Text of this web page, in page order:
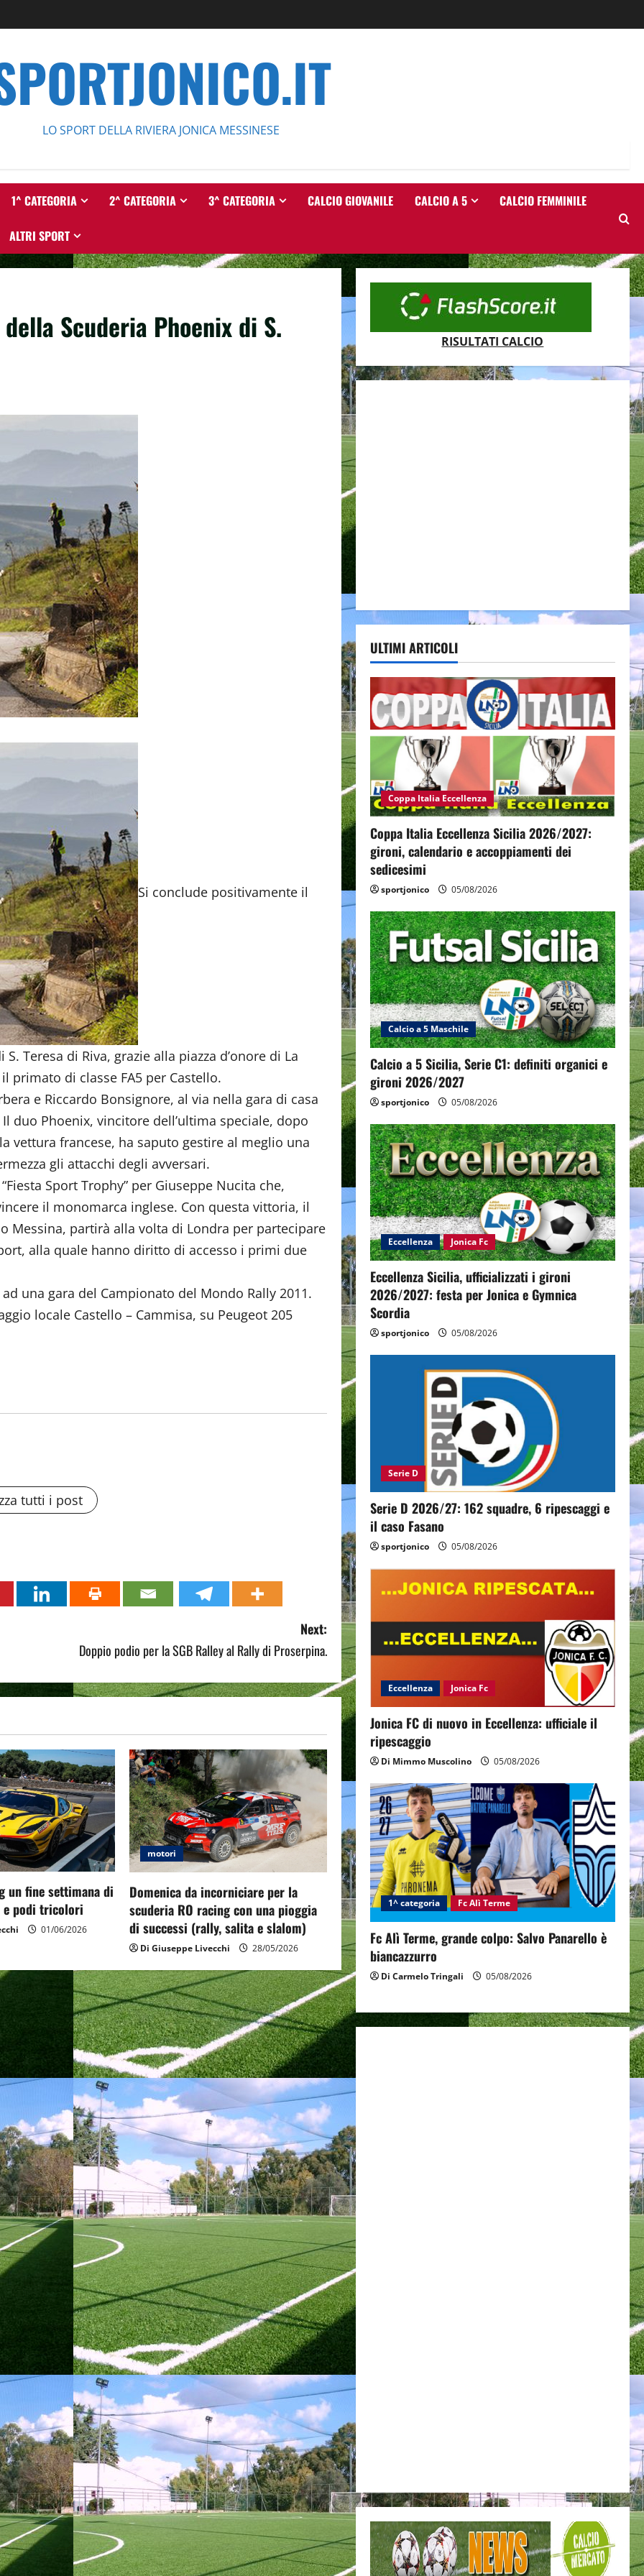
LO SPORT DELLA RIVIERA JONICA MESSINESE
1^ CATEGORIA 2^ CATEGORIA 3^ CATEGORIA CALCIO GIOVANILE CALCIO A 5 CALCIO FEMMINILE
ALTRI SPORT
Scuderia Phoenix di S.
Si conclude positivamente il
Teresa di Riva, grazie alla piazza d’onore di La
primato di classe FA5 per Castello.
e Riccardo Bonsignore, al via nella gara di casa
duo Phoenix, vincitore dell’ultima speciale, dopo
vettura francese, ha saputo gestire al meglio una
gli attacchi degli avversari.
Sport Trophy” per Giuseppe Nucita che,
il monomarca inglese. Con questa vittoria, il
Messina, partirà alla volta di Londra per partecipare
alla quale hanno diritto di accesso i primi due
una gara del Campionato del Mondo Rally 2011.
locale Castello – Cammisa, su Peugeot 205
tutti i post
Next:
Doppio podio per la SGB Ralley al Rally di Proserpina.
un fine settimana di
e podi tricolori
01/06/2026
motori
Domenica da incorniciare per la
scuderia RO racing con una pioggia
di successi (rally, salita e slalom)
Di Giuseppe Livecchi 28/05/2026
RISULTATI CALCIO
ULTIMI ARTICOLI
Coppa Italia Eccellenza
Coppa Italia Eccellenza Sicilia 2026/2027:
gironi, calendario e accoppiamenti dei
sedicesimi
sportjonico 05/08/2026
Calcio a 5 Maschile
Calcio a 5 Sicilia, Serie C1: definiti organici e
gironi 2026/2027
sportjonico 05/08/2026
Eccellenza Jonica Fc
Eccellenza Sicilia, ufficializzati i gironi
2026/2027: festa per Jonica e Gymnica
Scordia
sportjonico 05/08/2026
Serie D
Serie D 2026/27: 162 squadre, 6 ripescaggi e
il caso Fasano
sportjonico 05/08/2026
Eccellenza Jonica Fc
Jonica FC di nuovo in Eccellenza: ufficiale il
ripescaggio
Di Mimmo Muscolino 05/08/2026
1^ categoria Fc Alì Terme
Fc Alì Terme, grande colpo: Salvo Panarello è
biancazzurro
Di Carmelo Tringali 05/08/2026